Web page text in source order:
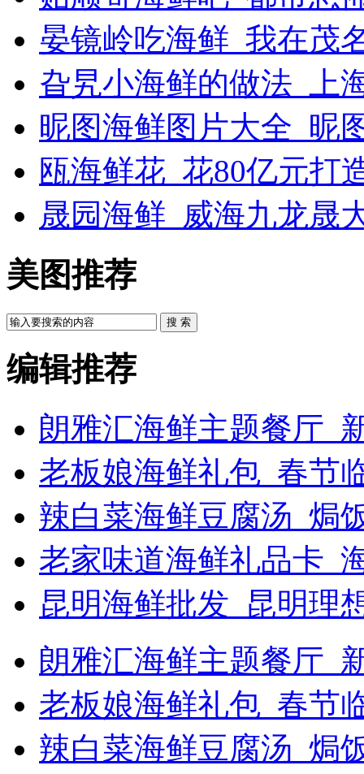
晏镜岭吃海鲜_我在茂
旮旯小海鲜的做法_上
昵图海鲜图片大全_昵
瓯海鲜花_花80亿元打
晟园海鲜_威海九龙晟
美图推荐
搜 索
编辑推荐
朗雅汇海鲜主题餐厅_
老板娘海鲜礼包_春节
辣白菜海鲜豆腐汤_焗
老家味道海鲜礼品卡_
昆明海鲜批发_昆明理
朗雅汇海鲜主题餐厅_
老板娘海鲜礼包_春节
辣白菜海鲜豆腐汤_焗